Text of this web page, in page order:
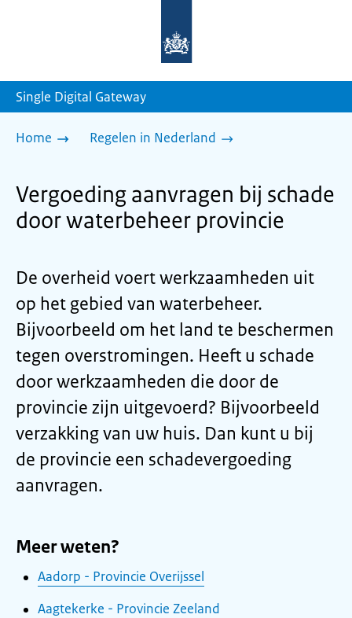
homepage
Single Digital Gateway
Home Regelen in Nederland
Vergoeding aanvragen bij schade
door waterbeheer provincie
De overheid voert werkzaamheden uit
op het gebied van waterbeheer.
Bijvoorbeeld om het land te beschermen
tegen overstromingen. Heeft u schade
door werkzaamheden die door de
provincie zijn uitgevoerd? Bijvoorbeeld
verzakking van uw huis. Dan kunt u bij
de provincie een schadevergoeding
aanvragen.
Meer weten?
Aadorp - Provincie Overijssel
Aagtekerke - Provincie Zeeland